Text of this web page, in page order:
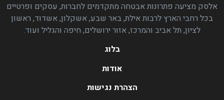
אלסק מציעה פתרונות אבטחה מתקדמים לחברות, עסקים ופרטיים
בכל רחבי הארץ לרבות אילת, באר שבע, אשקלון, אשדוד, ראשון
לציון, תל אביב והמרכז, אזור ירושלים, חיפה והגליל ועוד.
בלוג
אודות
הצהרת נגישות